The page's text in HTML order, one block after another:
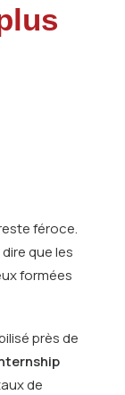
féroce.
que les
formées
près de
de